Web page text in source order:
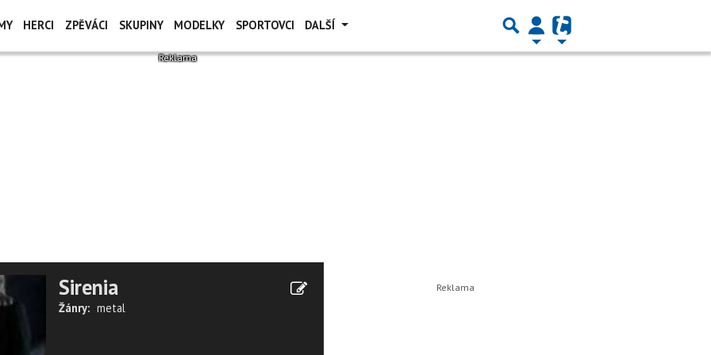
HERCI ZPĚVÁCI SKUPINY MODELKY SPORTOVCI DALŠÍ
Sirenia
Žánry: metal